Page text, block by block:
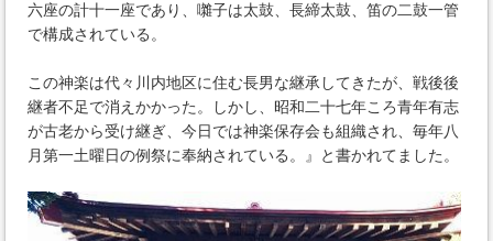
六座の計十一座であり、囃子は太鼓、長締太鼓、笛の二鼓一管
で構成されている。
この神楽は代々川内地区に住む長男な継承してきたが、戦後後
継者不足で消えかかった。しかし、昭和二十七年ころ青年有志
が古老から受け継ぎ、今日では神楽保存会も組織され、毎年八
月第一土曜日の例祭に奉納されている。』と書かれてました。